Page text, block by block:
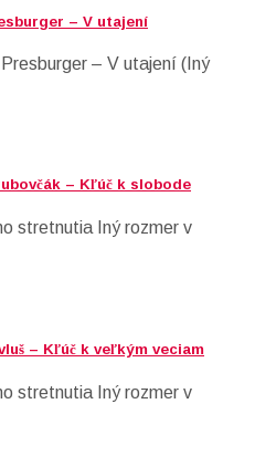
– V utajení
– V utajení (Iný
– Kľúč k slobode
stretnutia Iný rozmer v
– Kľúč k veľkým veciam
stretnutia Iný rozmer v